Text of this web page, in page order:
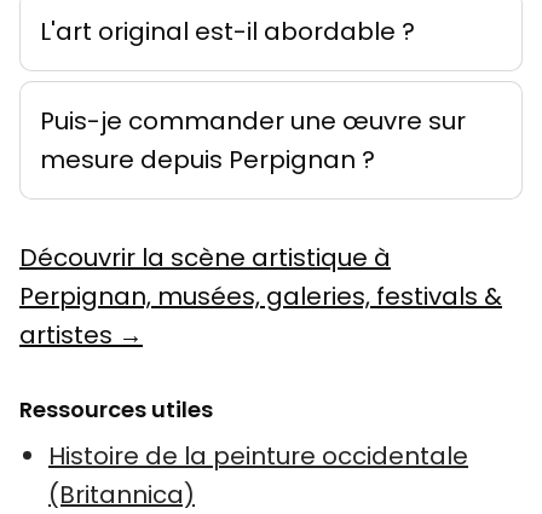
L'art original est-il abordable ?
Puis-je commander une œuvre sur
mesure depuis Perpignan ?
Découvrir la scène artistique à
Perpignan, musées, galeries, festivals &
artistes →
Ressources utiles
Histoire de la peinture occidentale
(Britannica)